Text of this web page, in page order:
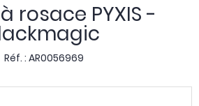
rosace PYXIS -
Réf. : AR0056969